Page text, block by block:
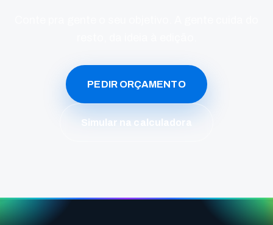
PEDIR ORÇAMENTO
Simular na calculadora